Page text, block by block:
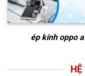
ép kính oppo